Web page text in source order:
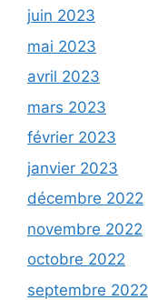
juin 2023
mai 2023
avril 2023
mars 2023
février 2023
janvier 2023
décembre 2022
novembre 2022
octobre 2022
septembre 2022